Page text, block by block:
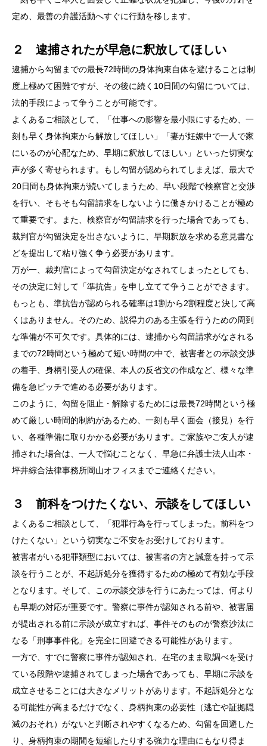
定め、最善の弁護活動へすぐに行動を移します。
２ 逮捕されたが早急に釈放してほしい
逮捕から勾留までの最長72時間の身体拘束自体を避けることは制
度上極めて困難ですが、その後に続く10日間の勾留については、
法的手段によって争うことが可能です。
よくあるご相談として、「仕事への影響を最小限にするため、一
刻も早く身体拘束から解放してほしい」「妻が妊娠中で一人で家
にいるのが心配なため、早期に釈放してほしい」といった切実な
声が多く寄せられます。もし勾留が認められてしまえば、最大で
20日間も身体拘束が続いてしまうため、早い段階で検察官と交渉
を行い、そもそも勾留請求をしないように働きかけることが極め
て重要です。また、検察官が勾留請求を行った場合であっても、
裁判官が勾留決定を出さないように、早期釈放を求める意見書な
どを提出して粘り強く争う必要があります。
万が一、裁判官によって勾留決定がなされてしまったとしても、
その決定に対して「準抗告」を申し立てて争うことができます。
もっとも、準抗告が認められる確率は1割から2割程度と決して高
くはありません。そのため、説得力のある主張を行うための周到
な準備が不可欠です。具体的には、逮捕から勾留請求がなされる
までの72時間という極めて短い時間の中で、被害者との示談交渉
の着手、身柄引受人の確保、本人の反省文の作成など、様々な準
備を急ピッチで進める必要があります。
このように、勾留を阻止・解除するためには最長72時間という極
めて厳しい時間的制約があるため、一刻も早く面会（接見）を行
い、各種準備に取りかかる必要があります。ご家族やご友人が逮
捕された場合は、一人で悩むことなく、早急に弁護士法人山本・
坪井綜合法律事務所岡山オフィスまでご連絡ください。
３ 前科をつけたくない、示談をしてほしい
よくあるご相談として、「犯罪行為を行ってしまった。前科をつ
けたくない」という切実なご不安をお受けしております。
被害者がいる犯罪類型においては、被害者の方と誠意を持って示
談を行うことが、不起訴処分を獲得するための極めて有効な手段
となります。そして、この示談交渉を行うにあたっては、何より
も早期の対応が重要です。警察に事件が認知される前や、被害届
が提出される前に示談が成立すれば、事件そのものが警察沙汰に
なる「刑事事件化」を完全に回避できる可能性があります。
一方で、すでに警察に事件が認知され、在宅のまま取調べを受け
ている段階や逮捕されてしまった場合であっても、早期に示談を
成立させることには大きなメリットがあります。不起訴処分とな
る可能性が高まるだけでなく、身柄拘束の必要性（逃亡や証拠隠
滅のおそれ）がないと判断されやすくなるため、勾留を回避した
り、身柄拘束の期間を短縮したりする強力な理由にもなり得ま